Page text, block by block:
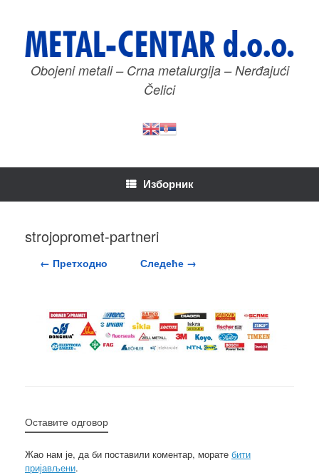
садржај
Obojeni metali – Crna metalurgija – Nerđajući
Čelici
Изборник
strojopromet-partneri
← Претходно Следеће →
Оставите одговор
Жао нам је, да би поставили коментар, морате бити
пријављени.